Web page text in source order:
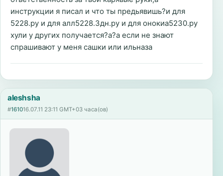
инструкции я писал и что ты предьявишь?и для
5228.ру и для алл5228.3дн.ру и для онокиа5230.ру
хули у других получается?а?а если не знают
спрашивают у меня сашки или ильназа
aleshsha
#161016.07.11 23:11 GMT+03 часа(ов)